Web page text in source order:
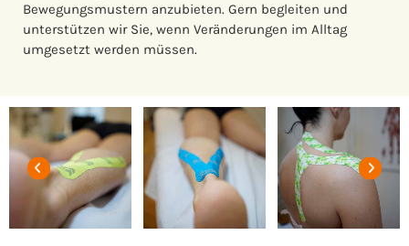
Bewegungsmustern anzubieten. Gern begleiten und
unterstützen wir Sie, wenn Veränderungen im Alltag
umgesetzt werden müssen.